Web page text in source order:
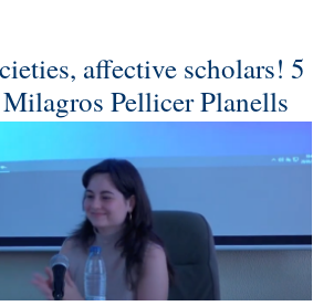
affective scholars! 5
Pellicer Planells